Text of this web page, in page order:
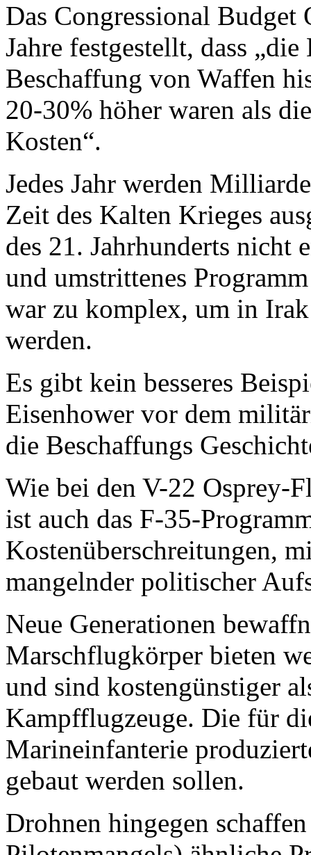
Das Congressional
Jahre festgestellt, dass
Beschaffung von Waffen
20-30% höher waren als
Kosten“.
Jedes Jahr werden
Zeit des Kalten Krieges
des 21. Jahrhunderts nicht
und umstrittenes
war zu komplex, um in
werden.
Es gibt kein besseres
Eisenhower vor dem
die Beschaffungs
Wie bei den V-22 Osprey-
ist auch das F-35-
Kostenüberschreitungen,
mangelnder politischer
Neue Generationen
Marschflugkörper bieten
und sind kostengünstiger
Kampfflugzeuge. Die für
Marineinfanterie
gebaut werden sollen.
Drohnen hingegen